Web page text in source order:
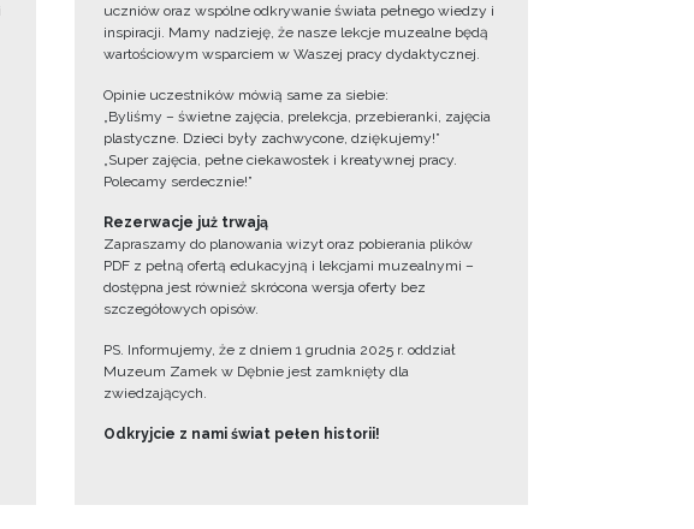
uczniów oraz wspólne odkrywanie świata pełnego wiedzy i
inspiracji. Mamy nadzieję, że nasze lekcje muzealne będą
wartościowym wsparciem w Waszej pracy dydaktycznej.
Opinie uczestników mówią same za siebie:
„Byliśmy – świetne zajęcia, prelekcja, przebieranki, zajęcia
plastyczne. Dzieci były zachwycone, dziękujemy!”
„Super zajęcia, pełne ciekawostek i kreatywnej pracy.
Polecamy serdecznie!”
Rezerwacje już trwają
Zapraszamy do planowania wizyt oraz pobierania plików
PDF z pełną ofertą edukacyjną i lekcjami muzealnymi –
dostępna jest również skrócona wersja oferty bez
szczegółowych opisów.
PS. Informujemy, że z dniem 1 grudnia 2025 r. oddział
Muzeum Zamek w Dębnie jest zamknięty dla
zwiedzających.
Odkryjcie z nami świat pełen historii!